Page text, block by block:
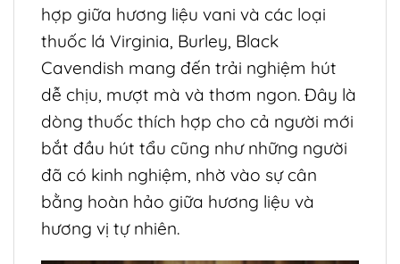
hợp giữa hương liệu vani và các loại
thuốc lá Virginia, Burley, Black
Cavendish mang đến trải nghiệm hút
dễ chịu, mượt mà và thơm ngon. Đây là
dòng thuốc thích hợp cho cả người mới
bắt đầu hút tẩu cũng như những người
đã có kinh nghiệm, nhờ vào sự cân
bằng hoàn hảo giữa hương liệu và
hương vị tự nhiên.